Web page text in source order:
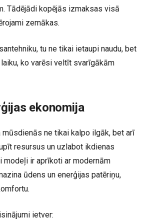
Tādējādi kopējās izmaksas visā
zemākas.
tu ne tikai ietaupi naudu, bet
ko varēsi veltīt svarīgākām
ekonomija
mūsdienās ne tikai kalpo ilgāk, bet arī
resursus un uzlabot ikdienas
modeļi ir aprīkoti ar modernām
ūdens un enerģijas patēriņu,
ietver: